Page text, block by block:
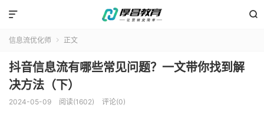


信息流优化师  正文
抖音信息流有哪些常见问题？一文带你找到解
决方法（下）
2024-05-09 阅读(1602) 评论(0)